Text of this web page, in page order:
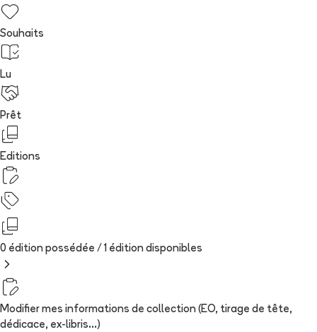
Souhaits
Lu
Prêt
Editions
0 édition possédée / 1 édition disponibles
Modifier mes informations de collection (EO, tirage de tête,
dédicace, ex-libris...)